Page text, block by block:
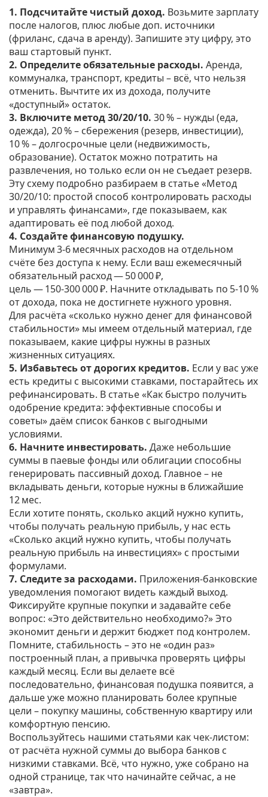
1. Подсчитайте чистый доход. Возьмите зарплату
после налогов, плюс любые доп. источники
(фриланс, сдача в аренду). Запишите эту цифру, это
ваш стартовый пункт.
2. Определите обязательные расходы. Аренда,
коммуналка, транспорт, кредиты – всё, что нельзя
отменить. Вычтите их из дохода, получите
«доступный» остаток.
3. Включите метод 30/20/10. 30 % – нужды (еда,
одежда), 20 % – сбережения (резерв, инвестиции),
10 % – долгосрочные цели (недвижимость,
образование). Остаток можно потратить на
развлечения, но только если он не съедает резерв.
Эту схему подробно разбираем в статье «Метод
30/20/10: простой способ контролировать расходы
и управлять финансами», где показываем, как
адаптировать её под любой доход.
4. Создайте финансовую подушку.
Минимум 3‑6 месячных расходов на отдельном
счёте без доступа к нему. Если ваш ежемесячный
обязательный расход — 50 000 ₽,
цель — 150‑300 000 ₽. Начните откладывать по 5‑10 %
от дохода, пока не достигнете нужного уровня.
Для расчёта «сколько нужно денег для финансовой
стабильности» мы имеем отдельный материал, где
показываем, какие цифры нужны в разных
жизненных ситуациях.
5. Избавьтесь от дорогих кредитов. Если у вас уже
есть кредиты с высокими ставками, постарайтесь их
рефинансировать. В статье «Как быстро получить
одобрение кредита: эффективные способы и
советы» даём список банков с выгодными
условиями.
6. Начните инвестировать. Даже небольшие
суммы в паевые фонды или облигации способны
генерировать пассивный доход. Главное – не
вкладывать деньги, которые нужны в ближайшие
12 мес.
Если хотите понять, сколько акций нужно купить,
чтобы получать реальную прибыль, у нас есть
«Сколько акций нужно купить, чтобы получать
реальную прибыль на инвестициях» с простыми
формулами.
7. Следите за расходами. Приложения-банковские
уведомления помогают видеть каждый выход.
Фиксируйте крупные покупки и задавайте себе
вопрос: «Это действительно необходимо?» Это
экономит деньги и держит бюджет под контролем.
Помните, стабильность – это не «один раз»
построенный план, а привычка проверять цифры
каждый месяц. Если вы делаете всё
последовательно, финансовая подушка появится, а
дальше уже можно планировать более крупные
цели – покупку машины, собственную квартиру или
комфортную пенсию.
Воспользуйтесь нашими статьями как чек‑листом:
от расчёта нужной суммы до выбора банков с
низкими ставками. Всё, что нужно, уже собрано на
одной странице, так что начинайте сейчас, а не
«завтра».